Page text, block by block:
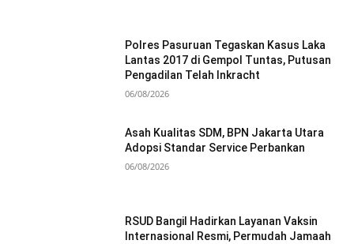
Polres Pasuruan Tegaskan Kasus Laka
Lantas 2017 di Gempol Tuntas, Putusan
Pengadilan Telah Inkracht
06/08/2026
Asah Kualitas SDM, BPN Jakarta Utara
Adopsi Standar Service Perbankan
06/08/2026
RSUD Bangil Hadirkan Layanan Vaksin
Internasional Resmi, Permudah Jamaah